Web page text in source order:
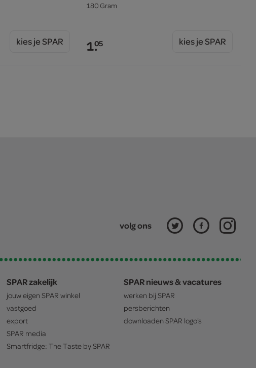
kies je SPAR
180 Gram
1.05 kies je SPAR
volg ons
SPAR zakelijk
jouw eigen SPAR winkel
vastgoed
export
SPAR media
Smartfridge: The Taste bySPAR
SPAR nieuws & vacatures
werken bij SPAR
persberichten
downloaden SPAR logo's